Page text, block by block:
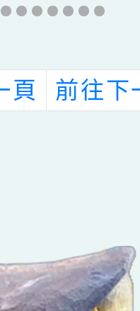
」
公益
跟我
命線
文字
（青
頁 前往下